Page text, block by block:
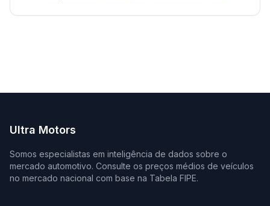
Ultra Motors
Somos especialistas em inteligência de dados sobre o
mercado automotivo. Consulte os preços médios de veículos
no mercado nacional com base na Tabela FIPE.